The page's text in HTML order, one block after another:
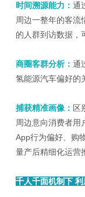
时间溯源能力： 通
周边一整年的客流
的人群到访数据，
商圈客群分析： 通
氢能源汽车偏好的
捕获精准画像： 区
周边意向消费者用
App行为偏好、购
量产后精细化运营
千人千面机制下